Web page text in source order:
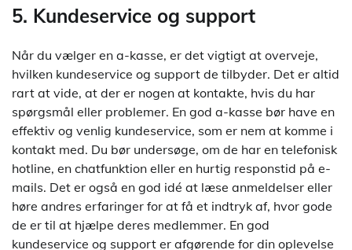
5. Kundeservice og support
Når du vælger en a-kasse, er det vigtigt at overveje,
hvilken kundeservice og support de tilbyder. Det er altid
rart at vide, at der er nogen at kontakte, hvis du har
spørgsmål eller problemer. En god a-kasse bør have en
effektiv og venlig kundeservice, som er nem at komme i
kontakt med. Du bør undersøge, om de har en telefonisk
hotline, en chatfunktion eller en hurtig responstid på e-
mails. Det er også en god idé at læse anmeldelser eller
høre andres erfaringer for at få et indtryk af, hvor gode
de er til at hjælpe deres medlemmer. En god
kundeservice og support er afgørende for din oplevelse